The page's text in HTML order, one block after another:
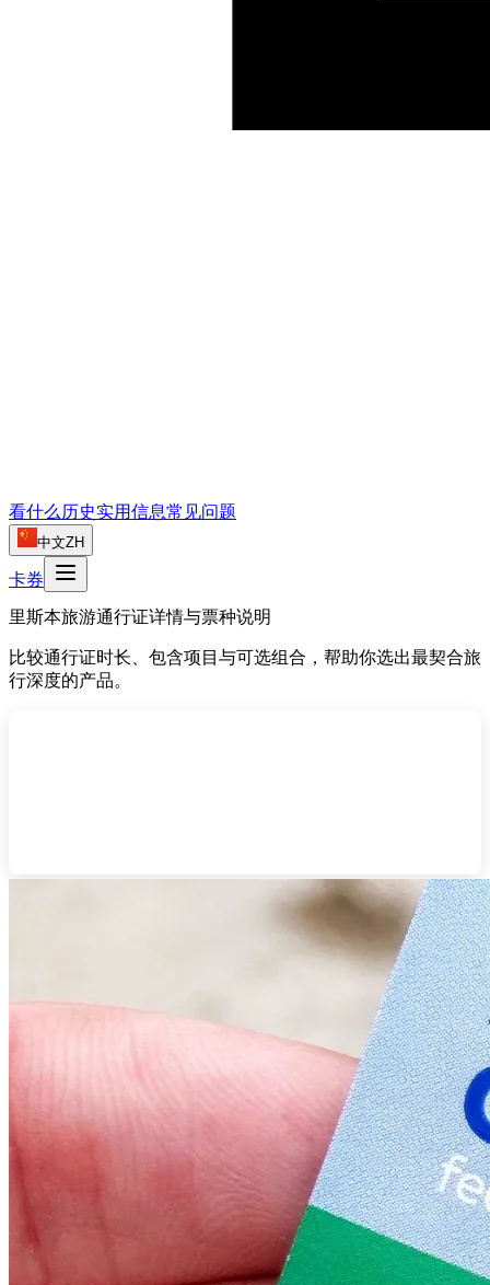
看什么 历史实用信息常见问题
中文ZH
卡券
里斯本旅游通行证详情与票种说明
比较通行证时长、包含项目与可选组合，帮助你选出最契合旅
行深度的产品。